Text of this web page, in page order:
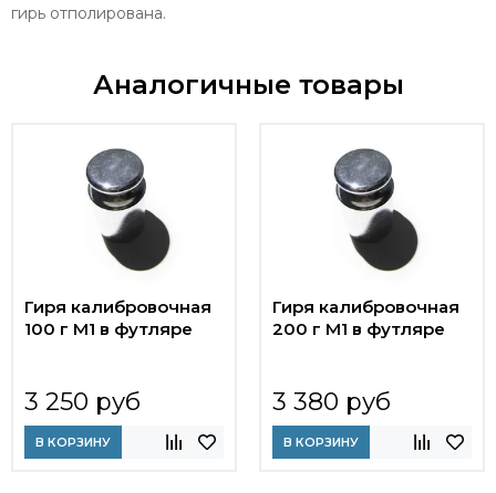
гирь отполирована.
Аналогичные товары
Гиря калибровочная
100 г М1 в футляре
3 250 руб
В КОРЗИНУ
Гиря калибровочная
200 г М1 в футляре
3 380 руб
В КОРЗИНУ